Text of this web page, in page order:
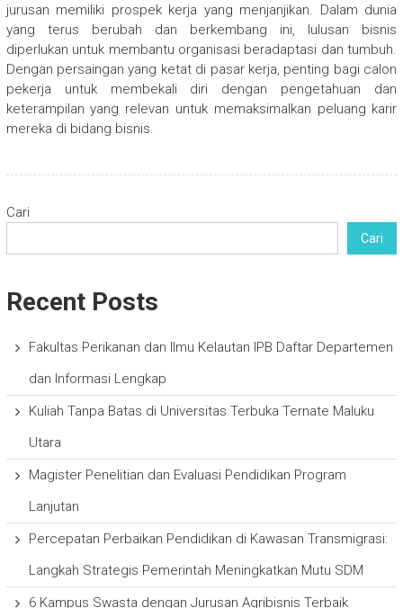
jurusan memiliki prospek kerja yang menjanjikan. Dalam dunia
yang terus berubah dan berkembang ini, lulusan bisnis
diperlukan untuk membantu organisasi beradaptasi dan tumbuh.
Dengan persaingan yang ketat di pasar kerja, penting bagi calon
pekerja untuk membekali diri dengan pengetahuan dan
keterampilan yang relevan untuk memaksimalkan peluang karir
mereka di bidang bisnis.
Cari
Cari
Recent Posts
Fakultas Perikanan dan Ilmu Kelautan IPB Daftar Departemen
dan Informasi Lengkap
Kuliah Tanpa Batas di Universitas Terbuka Ternate Maluku
Utara
Magister Penelitian dan Evaluasi Pendidikan Program
Lanjutan
Percepatan Perbaikan Pendidikan di Kawasan Transmigrasi:
Langkah Strategis Pemerintah Meningkatkan Mutu SDM
6 Kampus Swasta dengan Jurusan Agribisnis Terbaik